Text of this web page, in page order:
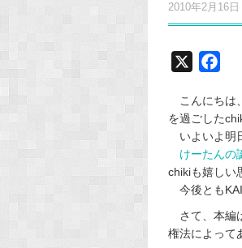
2010年2月16
c
e
b
o
o
こんにちは
を過ごした
いよいよ明
けーたんの
chikiも嬉しい
今後とも
さて、本編
権法によって